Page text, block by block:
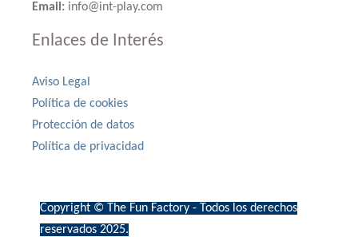
Email: info@int-play.com
Enlaces de Interés
Aviso Legal
Política de cookies
Protección de datos
Política de privacidad
Copyright © The Fun Factory - Todos los derechos
reservados 2025.